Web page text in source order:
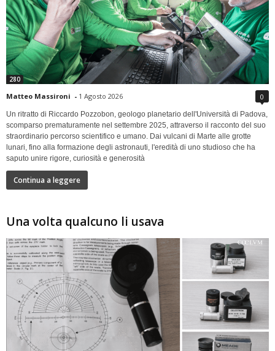
280
Matteo Massironi - 1 Agosto 2026 0
Un ritratto di Riccardo Pozzobon, geologo planetario dell'Università di Padova,
scomparso prematuramente nel settembre 2025, attraverso il racconto del suo
straordinario percorso scientifico e umano. Dai vulcani di Marte alle grotte
lunari, fino alla formazione degli astronauti, l'eredità di uno studioso che ha
saputo unire rigore, curiosità e generosità
Continua a leggere
Una volta qualcuno li usava